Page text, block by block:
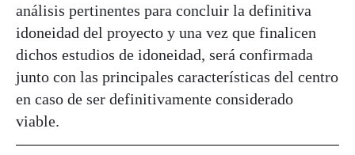
análisis pertinentes para concluir la definitiva
idoneidad del proyecto y una vez que finalicen
dichos estudios de idoneidad, será confirmada
junto con las principales características del centro
en caso de ser definitivamente considerado
viable.